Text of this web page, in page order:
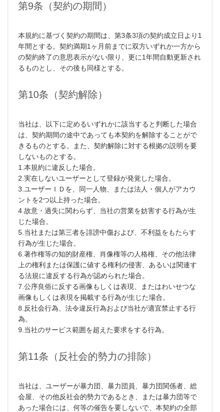
第9条（契約の期間）
本規約に基づく契約の期間は、第3条3項の契約成立日より1
年間とする。契約満期1ヶ月前までに双方いずれか一方から
の契約終了の意思表示がない限り、更に1年間自動更新され
るものとし、その後も同様とする。
第10条（契約解除）
当社は、以下に定めるいずれかに該当すると判断した場合
は、契約期間の途中であっても本契約を解除することがで
きるものとする。また、契約解除に対する根拠の説明を要
しないものとする。
1.本規約に違反した場合。
2.実在しないユーザーとして登録が発覚した場合。
3.ユーザーＩＤを、同一人物、または法人・個人がアカウ
ントを2つ以上持った場合。
4.故意・過失に関わらず、当社の営業を妨害する行為が生
じた場合。
5.当社または第三者を誹謗中傷および、不利益をもたらす
行為が生じた場合。
6.著作権等の知的財産権、肖像権等の人格権、その他法律
上の権利または保護に値する権利の侵害、あるいは関連す
る法規に違反する行為が認められた場合。
7.公序良俗に反する画像もしくは表現、またはわいせつな
画像もしくは表現を掲載する行為が生じた場合。
8.反社会行為、法令違反行為および当社が適宜禁止する行
為。
9.当社のサービス範囲を超えた要求をする行為。
第11条（反社会的勢力の排除）
当社は、ユーザーが暴力団、暴力団員、暴力団関係者、総
会屋、その他反社会的勢力であるとき、または暴力団等で
あった場合には、何等の催告を要しないで、本契約の全部